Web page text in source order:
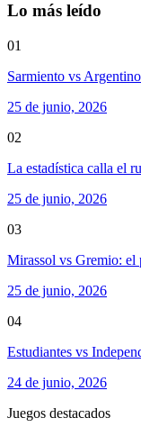
Lo más leído
01
Sarmiento vs
25 de junio, 2026
02
La estadística calla el
25 de junio, 2026
03
Mirassol vs Gremio: el
25 de junio, 2026
04
Estudiantes vs
24 de junio, 2026
Juegos destacados